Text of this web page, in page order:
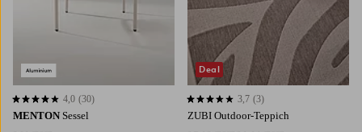
MENTON Sessel
4,0 basierend auf 30 Bewertungen
4,0 (30)
ZUBI Outdoor-Teppich
3,7 basierend auf 3 Bewertungen
3,7 (3)
Deal